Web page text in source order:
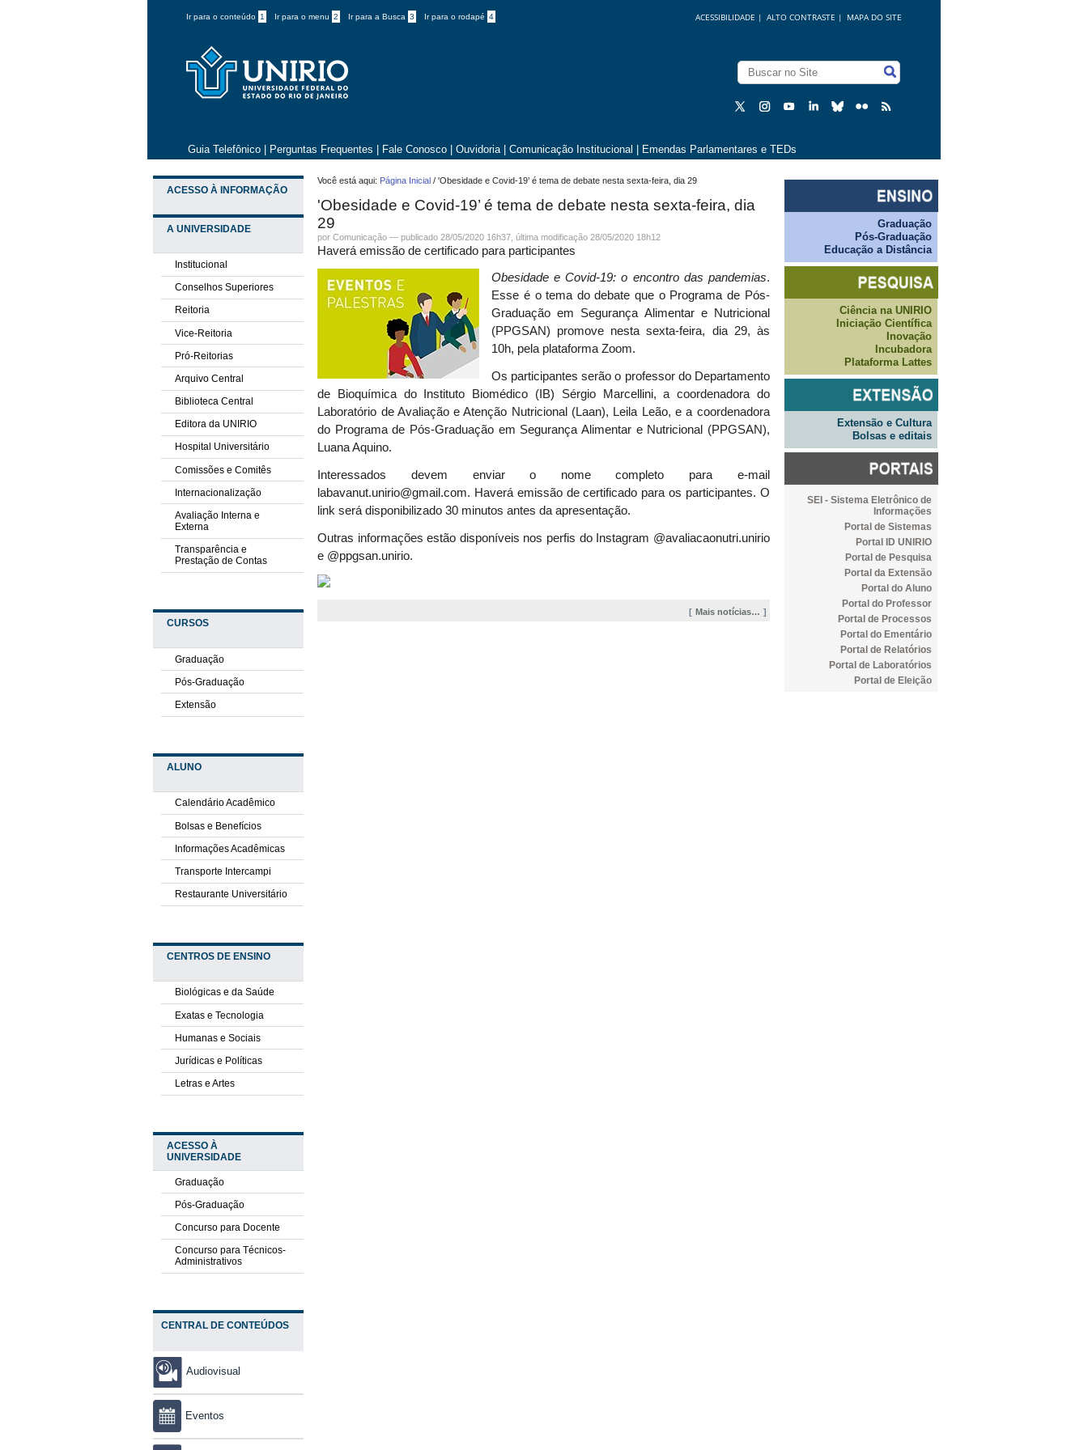
Ir para o conteúdo 1 Ir para o menu 2 Ir para a Busca 3 Ir para o rodapé 4 MAPA DO SITE
ALTO CONTRASTE |
ACESSIBILIDADE |
Guia Telefônico Perguntas Frequentes Fale Conosco Ouvidoria Comunicação Institucional Emendas Parlamentares e TEDs
ACESSO À INFORMAÇÃO
A UNIVERSIDADE
Institucional
Conselhos Superiores
Reitoria
Vice-Reitoria
Pró-Reitorias
Arquivo Central
Biblioteca Central
Editora da UNIRIO
Hospital Universitário
Comissões e Comitês
Internacionalização
Avaliação Interna e
Externa
Transparência e
Prestação de Contas
CURSOS
Graduação
Pós-Graduação
Extensão
ALUNO
Calendário Acadêmico
Bolsas e Benefícios
Informações Acadêmicas
Transporte Intercampi
Restaurante Universitário
CENTROS DE ENSINO
Biológicas e da Saúde
Exatas e Tecnologia
Humanas e Sociais
Jurídicas e Políticas
Letras e Artes
ACESSO À
UNIVERSIDADE
Graduação
Pós-Graduação
Concurso para Docente
Concurso para Técnicos-
Administrativos
CENTRAL DE CONTEÚDOS
Audiovisual
Eventos
Você está aqui: Página Inicial /'Obesidade e Covid-19’ é tema de debate nesta sexta-feira, dia 29
'Obesidade e Covid-19’ é tema de debate nesta sexta-feira, dia
29
porComunicação —publicado 28/05/2020 16h37,última modificação 28/05/2020 18h12
Haverá emissão de certificado para participantes
Obesidade e Covid-19: o encontro das pandemias.
Esse é o tema do debate que o Programa de Pós-
Graduação em Segurança Alimentar e Nutricional
(PPGSAN) promove nesta sexta-feira, dia 29, às
10h, pela plataforma Zoom.
Os participantes serão o professor do Departamento
de Bioquímica do Instituto Biomédico (IB) Sérgio Marcellini, a coordenadora do
Laboratório de Avaliação e Atenção Nutricional (Laan), Leila Leão, e a coordenadora
do Programa de Pós-Graduação em Segurança Alimentar e Nutricional (PPGSAN),
Luana Aquino.
Interessados devem enviar o nome completo para e-mail
labavanut.unirio@gmail.com. Haverá emissão de certificado para os participantes. O
link será disponibilizado 30 minutos antes da apresentação.
Outras informações estão disponíveis nos perfis do Instagram @avaliacaonutri.unirio
e @ppgsan.unirio.
Mais notícias…
Graduação
Pós-Graduação
Educação a Distância
Ciência na UNIRIO
Iniciação Científica
Inovação
Incubadora
Plataforma Lattes
Extensão e Cultura
Bolsas e editais
SEI - Sistema Eletrônico de
Informações
Portal de Sistemas
Portal ID UNIRIO
Portal de Pesquisa
Portal da Extensão
Portal do Aluno
Portal do Professor
Portal de Processos
Portal do Ementário
Portal de Relatórios
Portal de Laboratórios
Portal de Eleição